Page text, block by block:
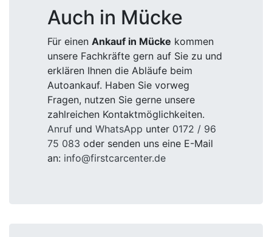
Auch in Mücke
Für einen Ankauf in Mücke kommen
unsere Fachkräfte gern auf Sie zu und
erklären Ihnen die Abläufe beim
Autoankauf. Haben Sie vorweg
Fragen, nutzen Sie gerne unsere
zahlreichen Kontaktmöglichkeiten.
Anruf und WhatsApp unter 0172 / 96
75 083 oder senden uns eine E-Mail
an: info@firstcarcenter.de